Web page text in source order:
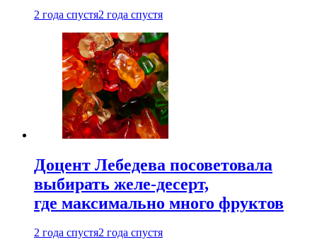
2 года спустя2 года спустя
Доцент Лебедева посоветовала
выбирать желе-десерт,
где максимально много фруктов
2 года спустя2 года спустя